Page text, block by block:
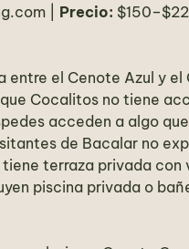
| Precio:
entre el Cenote Azul y el
Cocalitos no tiene
acceden a algo
de Bacalar no
terraza privada con
piscina privada o